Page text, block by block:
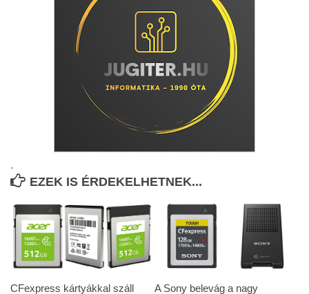
.
EZEK IS ÉRDEKELHETNEK...
CFexpress kártyákkal száll A Sony belevág a nagy